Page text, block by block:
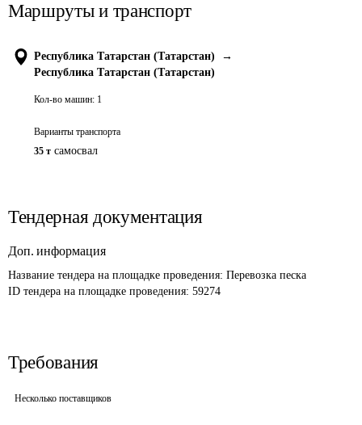
Маршруты и транспорт
Республика Татарстан (Татарстан)
→
Республика Татарстан (Татарстан)
Кол-во машин: 1
Варианты транспорта
35 т самосвал
Тендерная документация
Доп. информация
Название тендера на площадке проведения: Перевозка песка
ID тендера на площадке проведения: 59274
Требования
Несколько поставщиков